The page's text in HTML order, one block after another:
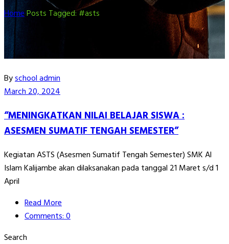
HomePosts Tagged: #asts
Byschool admin
March 20, 2024
“MENINGKATKAN NILAI BELAJAR SISWA :
ASESMEN SUMATIF TENGAH SEMESTER”
Kegiatan ASTS (Asesmen Sumatif Tengah Semester) SMK Al
Islam Kalijambe akan dilaksanakan pada tanggal 21 Maret s/d 1
April
Read More
Comments: 0
Search